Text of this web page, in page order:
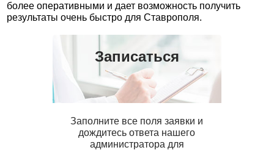
более оперативными и дает возможность получить
результаты очень быстро для Ставрополя.
Записаться
Заполните все поля заявки и
дождитесь ответа нашего
администратора для